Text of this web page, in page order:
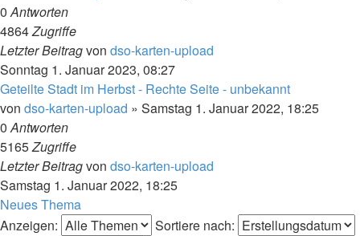
0Antworten
4864Zugriffe
Letzter Beitragvon dso-karten-upload
Sonntag 1. Januar 2023, 08:27
Geteilte Stadt im Herbst - Rechte Seite - unbekannt
von dso-karten-upload » Samstag 1. Januar 2022, 18:25
0Antworten
5165Zugriffe
Letzter Beitragvon dso-karten-upload
Samstag 1. Januar 2022, 18:25
Neues Thema
Anzeigen:
Sortiere nach: